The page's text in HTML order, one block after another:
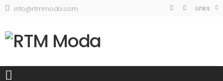
info@rtmmoda.com Links